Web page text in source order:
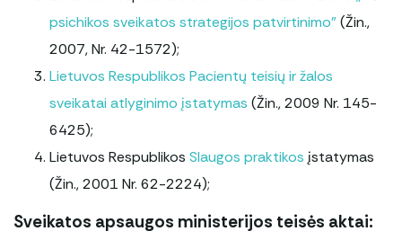
Vilties linija
Paslaugų kokybės vertinimas
Korupcinio pobūdžio apraiškų vertinimo
anketa
psichikos sveikatos strategijos patvirtinimo”(Žin.,
2007, Nr. 42-1572);
Lietuvos Respublikos Pacientų teisių ir žalos
sveikatai atlyginimo įstatymas (Žin., 2009 Nr. 145-
6425);
Lietuvos Respublikos Slaugos praktikosįstatymas
(Žin., 2001 Nr. 62-2224);
Sveikatos apsaugos ministerijos teisės aktai: